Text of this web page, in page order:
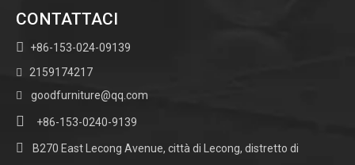
CONTATTACI
 +86-153-024-09139
 2159174217
 goodfurniture@qq.com
 +86-153-0240-9139
 B270 East Lecong Avenue, città di Lecong, distretto di